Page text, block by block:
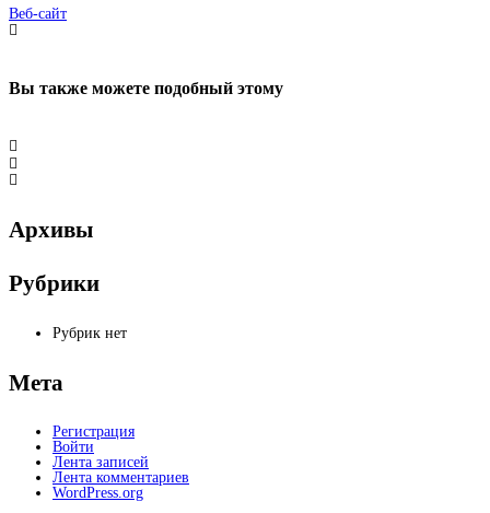
Веб-сайт
Вы также можете подобный этому
Архивы
Рубрики
Рубрик нет
Мета
Регистрация
Войти
Лента записей
Лента комментариев
WordPress.org